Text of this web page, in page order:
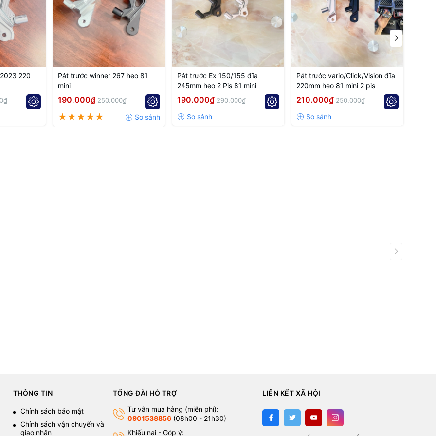
Wave models.
quotation for your custom CNC machining projects.
220
Pát trước winner 267 heo 81
mini
190.000₫ 250.000₫
Pát trước Ex 150/155 đĩa
245mm heo 2 Pis 81 mini
190.000₫ 290.000₫
Pát trước vario/Click/Vision đĩa
220mm heo 81 mini 2 pis
210.000₫ 250.000₫
THÔNG TIN
Chính sách bảo mật
Chính sách vận chuyển và
giao nhận
TỔNG ĐÀI HỖ TRỢ
Tư vấn mua hàng (miễn phí):
0901538856(08h00 - 21h30)
Khiếu nại - Góp ý:
LIÊN KẾT XÃ HỘI